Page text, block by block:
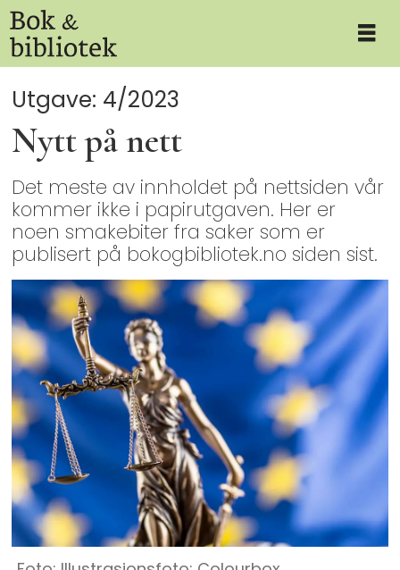
Utgave: 4/2023
Nytt på nett
Det meste av innholdet på nettsiden vår
kommer ikke i papirutgaven. Her er
noen smakebiter fra saker som er
publisert på bokogbibliotek.no siden sist.